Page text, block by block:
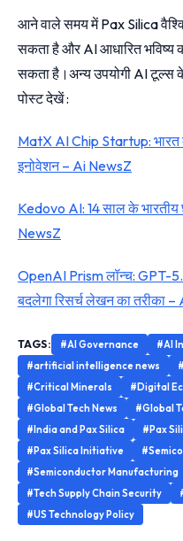
आने वाले समय में Pax Silica
सकता है और AI आधारित भविष्य
सकता है।अन्य उपयोगी AI टूल्स के
पोस्ट देखें :
MatX AI Chip Startup: भारत
इनोवेशन – Ai NewsZ
Kedovo AI: 14 साल के भारतीय
NewsZ
OpenAI Prism लॉन्च: GPT-
बदलेगा रिसर्च लेखन का तरीका
TAGS: #AI Governance #AI
#artificial intelligence news
#Critical Minerals
#Digital
#Global Tech News
#Global
#India and Pax Silica
#Pax
#Pax Silica Initiative
#Semiconductor Manufacturing
#Tech Supply Chain Security
#US Technology Policy